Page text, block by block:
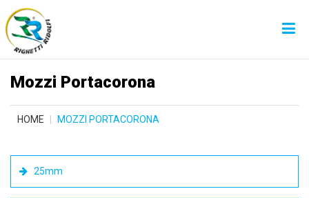
Mozzi Portacorona
HOME MOZZI PORTACORONA
25mm